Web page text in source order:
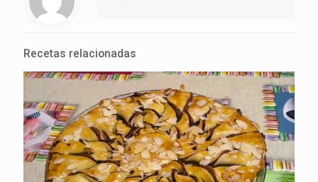
Recetas relacionadas